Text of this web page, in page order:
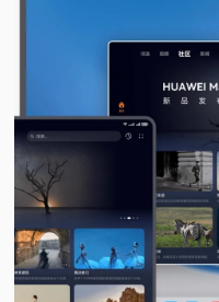
视
频
科
普